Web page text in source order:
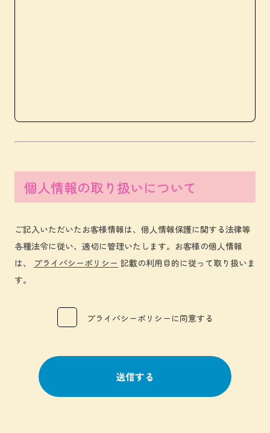
個人情報の取り扱いについて
ご記入いただいたお客様情報は、個人情報保護に関する法律等
各種法令に従い、適切に管理いたします。お客様の個人情報
は、 プライバシーポリシー 記載の利用目的に従って取り扱いま
す。
プライバシーポリシーに同意する